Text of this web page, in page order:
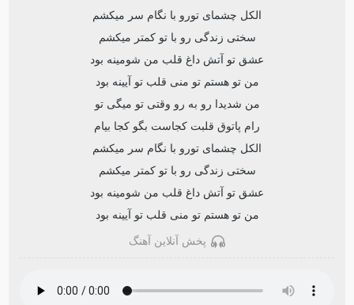
الکل چشمای تورو با نگام سر میکشم
سختی زندگی رو با تو کمتر میکشم
عشق تو آتش داغ قلب من شومینه بود
من تو هستم تو منی قلب تو آیینه بود
من شدیدا رو به رو وقتی تو میگی تو
رام پاتوق قلبت کجاست بگو کجا بیام
الکل چشمای تورو با نگام سر میکشم
سختی زندگی رو با تو کمتر میکشم
عشق تو آتش داغ قلب من شومینه بود
من تو هستم تو منی قلب تو آیینه بود
پخش آنلاین آهنگ